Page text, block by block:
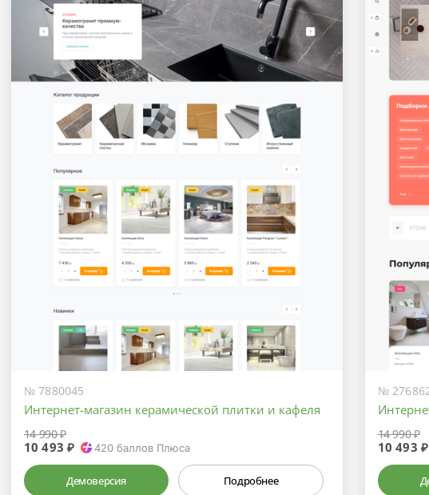
№ 7880045
Интернет-магазин керамической плитки и кафеля
14 990 ₽
10 493 ₽ 420 баллов Плюса
Демоверсия Подробнее
№
14 990 ₽
10 493 ₽